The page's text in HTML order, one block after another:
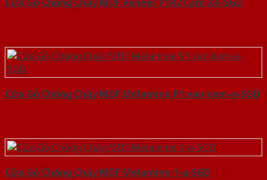
Cửa Gỗ Chống Cháy MDF Melamine P1 van kem-a-SGD
Cửa Gỗ Chống Cháy MDF Melamine 1-a-SGD